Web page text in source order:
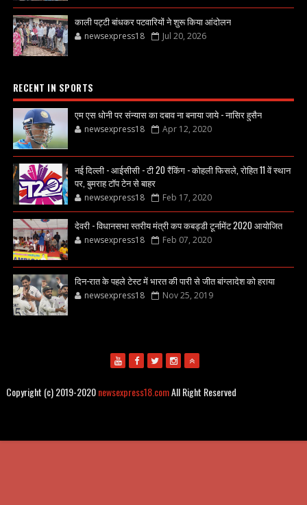
काली पट्टी बांधकर पटवारियों ने शुरू किया आंदोलन
newsexpress18 Jul 20, 2026
RECENT IN SPORTS
एम एस धोनी पर संन्यास का दबाव ना बनाया जाये - नासिर हुसैन
newsexpress18 Apr 12, 2020
नई दिल्ली - आईसीसी - टी 20 रैंकिंग - कोहली फिसले, रोहित 11 वें स्थान
पर, बुमराह टॉप टेन से बाहर
newsexpress18 Feb 17, 2020
देवरी - विधानसभा स्तरीय मंत्री कप कबड्डी टूर्नामेंट 2020 आयोजित
newsexpress18 Feb 07, 2020
दिन-रात के पहले टेस्ट में भारत की पारी से जीत बांग्लादेश को हराया
newsexpress18 Nov 25, 2019
Copyright (c) 2019-2020newsexpress18.comAll Right Reserved